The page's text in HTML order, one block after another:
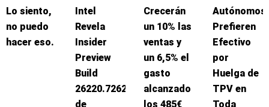
Lo siento,
no puedo
hacer eso.
Intel
Revela
Insider
Preview
Build
26220.7262
de
Crecerán
un 10% las
ventas y
un 6,5% el
gasto
alcanzado
los 485€
Autónomos
Prefieren
Efectivo
por
Huelga de
TPV en
Toda